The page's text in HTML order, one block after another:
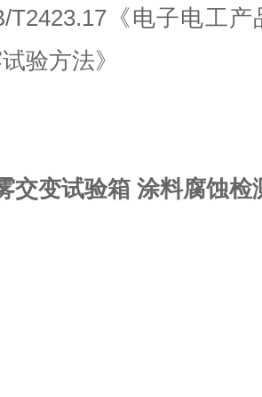
T2423.17《电子电工
验方法》
交变试验箱 涂料腐蚀检